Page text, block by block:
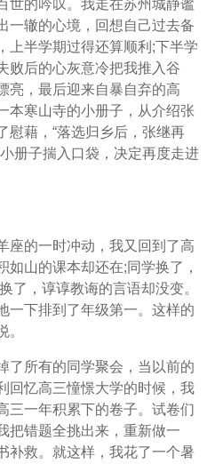
世的吟叹。我走在苏州城静谧
一辙的心境，回想自己过去备
半学期过得还算顺利;下半学
败后的心灰意冷把我推入谷
亮 ，最后迎来自暴自弃的高
本寒山寺的小册子，从介绍张
慰藉，“落选归乡后，张继再
册子揣入口袋，决定再度走进
座的一时冲动，我又回到了高
如山的课本却还在;同学换了，
了，谆谆教诲的言语却没变。
一下排到了年级第一。这样的
。
了所有的同学聚会，当以前的
回忆高三憧憬大学的时候，我
三一年积累下的卷子。试卷们
把错题全挑出来，重新做一
补救。就这样，我花了一个暑